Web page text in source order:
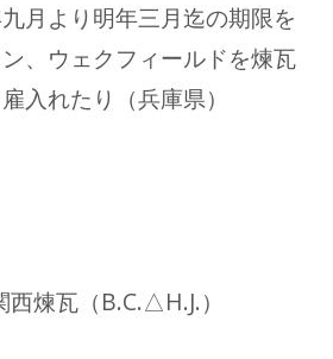
月より明年三月迄の期限を
、ウェクフィールドを煉瓦
入れたり（兵庫県）
西煉瓦（B.C.△H.J.）